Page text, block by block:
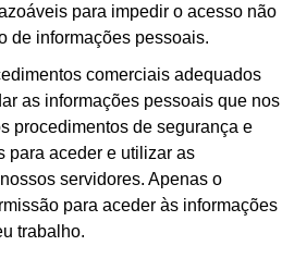
para impedir o acesso não
de informações pessoais.
comerciais adequados
as informações pessoais que nos
procedimentos de segurança e
para aceder e utilizar as
servidores. Apenas o
para aceder às informações
trabalho.